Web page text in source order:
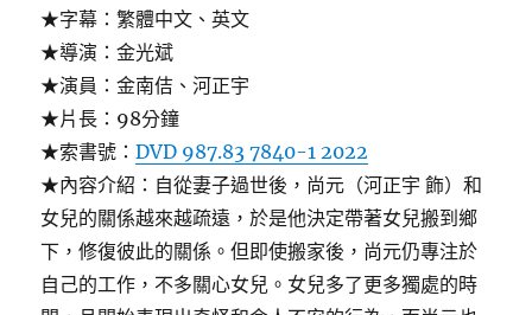
★字幕：繁體中文、英文
★導演：金光斌
★演員：金南佶、河正宇
★片長：98分鐘
★索書號：DVD 987.83 7840-1 2022
★內容介紹：自從妻子過世後，尚元（河正宇 飾）和
女兒的關係越來越疏遠，於是他決定帶著女兒搬到鄉
下，修復彼此的關係。但即使搬家後，尚元仍專注於
自己的工作，不多關心女兒。女兒多了更多獨處的時